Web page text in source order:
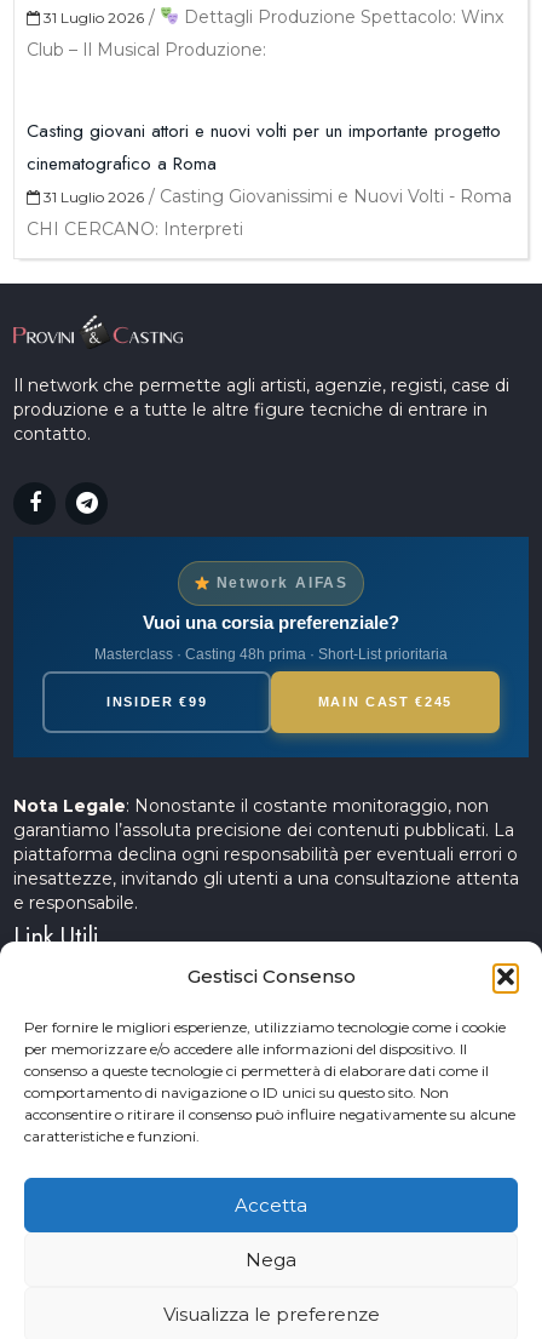
Gestisci Consenso
Per fornire le migliori esperienze, utilizziamo tecnologie come i cookie
per memorizzare e/o accedere alle informazioni del dispositivo. Il
consenso a queste tecnologie ci permetterà di elaborare dati come il
comportamento di navigazione o ID unici su questo sito. Non
acconsentire o ritirare il consenso può influire negativamente su alcune
caratteristiche e funzioni.
Accetta
Nega
Visualizza le preferenze
31 Luglio 2026 /
Dettagli Produzione Spettacolo: Winx
Club – Il Musical Produzione:
Casting giovani attori e nuovi volti per un importante progetto
cinematografico a Roma
31 Luglio 2026 / Casting Giovanissimi e Nuovi Volti - Roma
CHI CERCANO: Interpreti
Il network che permette agli artisti, agenzie, registi, case di
produzione e a tutte le altre figure tecniche di entrare in
contatto.
Network AIFAS
Vuoi una corsia preferenziale?
Masterclass · Casting 48h prima · Short-List prioritaria
INSIDER €99 MAIN CAST €245
Nota Legale: Nonostante il costante monitoraggio, non
garantiamo l’assoluta precisione dei contenuti pubblicati. La
piattaforma declina ogni responsabilità per eventuali errori o
inesattezze, invitando gli utenti a una consultazione attenta
e responsabile.
Link Utili
Servizi Cinematografici
CercAttori
Accademia Arte e Spettacolo